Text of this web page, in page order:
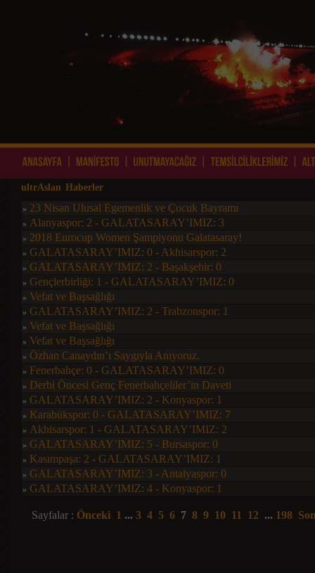
ultrAslan Haberler
» 23 Nisan Ulusal Egemenlik ve Çocuk Bayramı
» Alanyaspor: 2 - GALATASARAY’IMIZ: 3
» 2018 Eurocup Women Şampiyonu Galatasaray!
» GALATASARAY’IMIZ: 0 - Akhisarspor: 2
» GALATASARAY’IMIZ: 2 - Başakşehir: 0
» Gençlerbirliği: 1 - GALATASARAY’IMIZ: 0
» Vefat ve Başsağlığı
» GALATASARAY’IMIZ: 2 - Trabzonspor: 1
» Vefat ve Başsağlığı
» Vefat ve Başsağlığı
» Özhan Canaydın’ı Saygıyla Anıyoruz.
» Fenerbahçe: 0 - GALATASARAY’IMIZ: 0
» Derbi Öncesi Genç Fenerbahçeliler’in Daveti
» GALATASARAY’IMIZ: 2 - Konyaspor: 1
» Karabükspor: 0 - GALATASARAY’IMIZ: 7
» Akhisarspor: 1 - GALATASARAY’IMIZ: 2
» GALATASARAY’IMIZ: 5 - Bursaspor: 0
» Kasımpaşa: 2 - GALATASARAY’IMIZ: 1
» GALATASARAY’IMIZ: 3 - Antalyaspor: 0
» GALATASARAY’IMIZ: 4 - Konyaspor: 1
Sayfalar : Önceki 1 ... 3 4 5 6 7 8 9 10 11 12 ... 198